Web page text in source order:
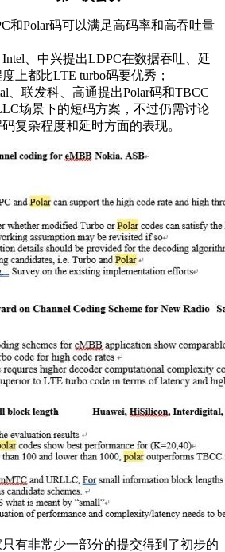
和Polar码可以满足高码率和高吞吐量
、中兴提出LDPC在数据吞吐、延
上都比LTE turbo码要优秀；
、联发科、高通提出Polar码和TBCC
场景下的短码方案，不过仍需讨论
复杂程度和延时方面的表现。
有非常少一部分的提交得到了初步的